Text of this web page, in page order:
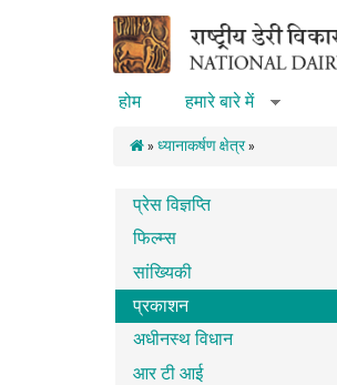
होम हमारे बारे में
» ध्यानाकर्षण क्षेत्र»
प्रेस विज्ञप्ति
फिल्म्स
सांख्यिकी
प्रकाशन
अधीनस्थ विधान
आर टी आई